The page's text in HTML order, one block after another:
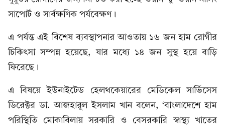
সাপোর্ট ও সার্বক্ষণিক পর্যবেক্ষণ।
এ পর্যন্ত এই বিশেষ ব্যবস্থাপনার আওতায় ১৬ জন হাম রোগীর
চিকিৎসা সম্পন্ন হয়েছে, যার মধ্যে ১৪ জন সুস্থ হয়ে বাড়ি
ফিরেছে।
এ বিষয়ে ইউনাইটেড হেলথকেয়ারের মেডিকেল সার্ভিসেস
ডিরেক্টর ডা. আজহারুল ইসলাম খান বলেন, ‘বাংলাদেশে হাম
পরিস্থিতি মোকাবিলায় সরকারি ও বেসরকারি স্বাস্থ্য খাতের